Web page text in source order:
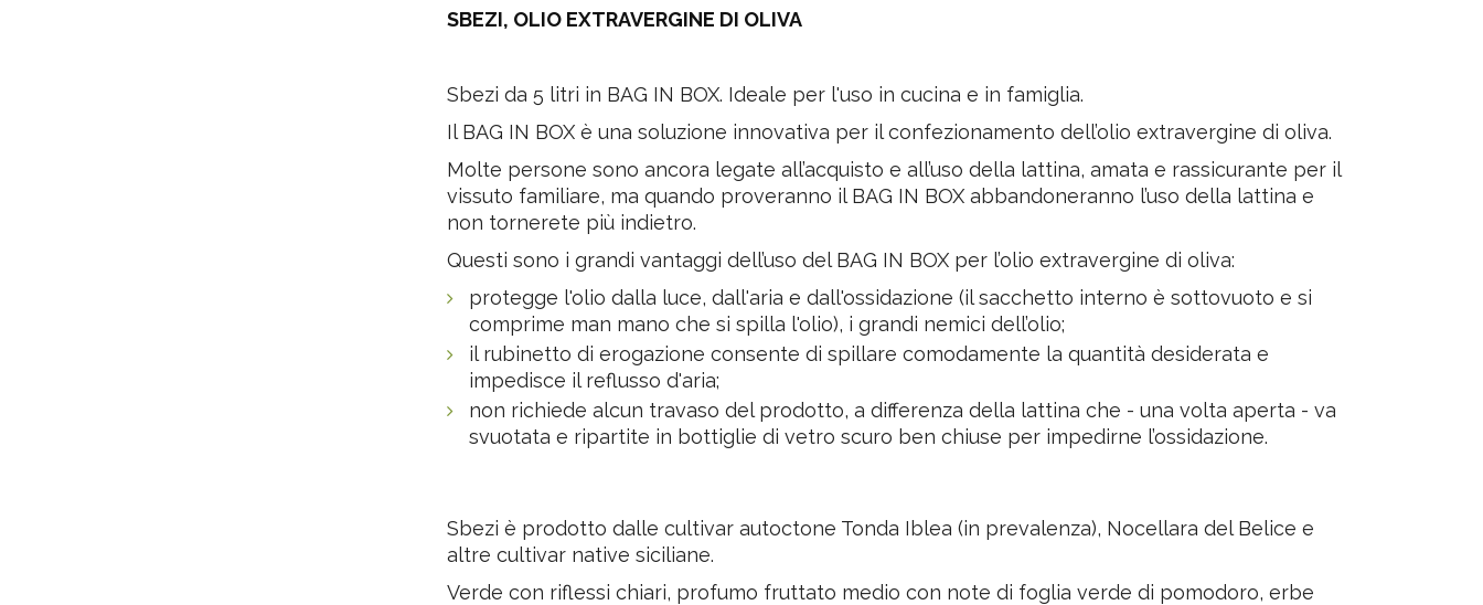
SBEZI, OLIO EXTRAVERGINE DI OLIVA
Sbezi da 5 litri in BAG IN BOX. Ideale per l'uso in cucina e in famiglia.
Il BAG IN BOX è una soluzione innovativa per il confezionamento dell’olio extravergine di oliva.
Molte persone sono ancora legate all’acquisto e all’uso della lattina, amata e rassicurante per il
vissuto familiare, ma quando proveranno il BAG IN BOX abbandoneranno l’uso della lattina e
non tornerete più indietro.
Questi sono i grandi vantaggi dell’uso del BAG IN BOX per l’olio extravergine di oliva:
protegge l'olio dalla luce, dall'aria e dall'ossidazione (il sacchetto interno è sottovuoto e si
comprime man mano che si spilla l'olio), i grandi nemici dell’olio;
il rubinetto di erogazione consente di spillare comodamente la quantità desiderata e
impedisce il reflusso d'aria;
non richiede alcun travaso del prodotto, a differenza della lattina che - una volta aperta - va
svuotata e ripartite in bottiglie di vetro scuro ben chiuse per impedirne l’ossidazione.
Sbezi è prodotto dalle cultivar autoctone Tonda Iblea (in prevalenza), Nocellara del Belice e
altre cultivar native siciliane.
Verde con riflessi chiari, profumo fruttato medio con note di foglia verde di pomodoro, erbe